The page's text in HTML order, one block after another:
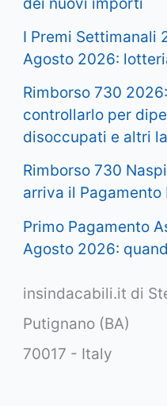
I Premi Settimanali
Agosto 2026:
Rimborso 730
controllarlo per
disoccupati e altri
Rimborso 730
arriva il Pagamento
Primo Pagamento
Agosto 2026:
insindacabili.it di
Putignano (BA)
70017 - Italy